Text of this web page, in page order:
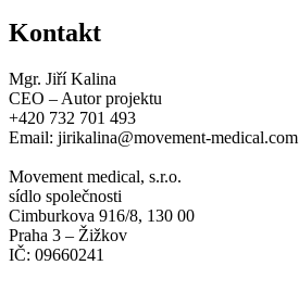
Kontakt
Mgr. Jiří Kalina
CEO – Autor projektu
+420 732 701 493
Email: jirikalina@movement-medical.com
Movement medical, s.r.o.
sídlo společnosti
Cimburkova 916/8, 130 00
Praha 3 – Žižkov
IČ: 09660241